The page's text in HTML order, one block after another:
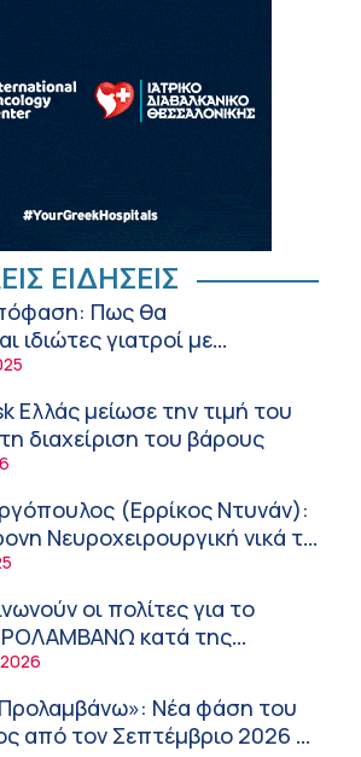
ΕΚΑΒ και τα εγκαίνια του
ο ύπνος με ανεμιστήρα
καλοκαίρι
Νομπελίστας Ιατρικής:
μπορεί να έχουμε
την εξέλιξη του
– «ΕΡΡΙΚΟΣ ΝΤΥΝΑΝ»
και να αντιμετωπίσετε τη
(Metropolitan
η διατροφή πρέπει να
κλινικό διαιτολόγο;
– ΩΝΑΣΕΙΟ
ΕΙΔΗΣΕΙΣ
Πως θα
ιδιώτες γιατροί με
δημοσίου συστήματος
Ελλάς μείωσε την τιμή του
διαχείριση του βάρους
(Ερρίκος Ντυνάν):
Νευροχειρουργική νικά το
οι πολίτες για το
κατά της
Νέα φάση του
από τον Σεπτέμβριο 2026 –